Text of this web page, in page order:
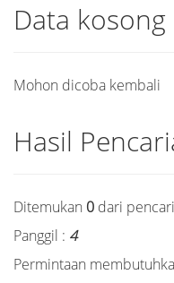
Data kosong
Mohon dicoba kembali
Hasil
Ditemukan 0 dari
Panggil : 4
Permintaan